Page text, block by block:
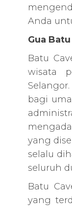
Anda
Gua Batu
Batu
wisata
bagi
yang
selalu
seluruh
Batu
yang